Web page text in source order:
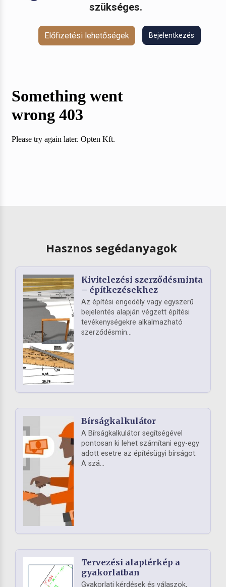
szükséges.
Előfizetési lehetőségek Bejelentkezés
Hasznos segédanyagok
Kivitelezési szerződésminta
– építkezésekhez
Az építési engedély vagy egyszerű
bejelentés alapján végzett építési
tevékenységekre alkalmazható
szerződésmin...
Bírságkalkulátor
A Bírságkalkulátor segítségével
pontosan ki lehet számítani egy-egy
adott esetre az építésügyi bírságot.
A szá...
Tervezési alaptérkép a
gyakorlatban
Gyakorlati kérdések és válaszok,